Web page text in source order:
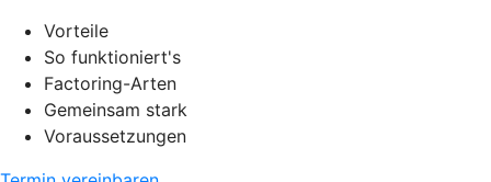
Vorteile
So funktioniert's
Factoring-Arten
Gemeinsam stark
Voraussetzungen